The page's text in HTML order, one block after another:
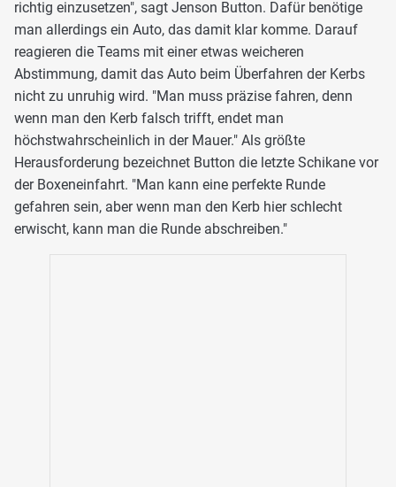
richtig einzusetzen", sagt Jenson Button. Dafür benötige
man allerdings ein Auto, das damit klar komme. Darauf
reagieren die Teams mit einer etwas weicheren
Abstimmung, damit das Auto beim Überfahren der Kerbs
nicht zu unruhig wird. "Man muss präzise fahren, denn
wenn man den Kerb falsch trifft, endet man
höchstwahrscheinlich in der Mauer." Als größte
Herausforderung bezeichnet Button die letzte Schikane vor
der Boxeneinfahrt. "Man kann eine perfekte Runde
gefahren sein, aber wenn man den Kerb hier schlecht
erwischt, kann man die Runde abschreiben."